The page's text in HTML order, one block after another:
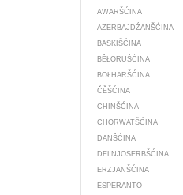
AWARŠĆINA
AZERBAJDŹANŠĆINA
BASKIŠĆINA
BĚŁORUŠĆINA
BOŁHARŠĆINA
ČĚŠĆINA
CHINŠĆINA
CHORWATŠĆINA
DANŠĆINA
DELNJOSERBŠĆINA
ERZJANŠĆINA
ESPERANTO